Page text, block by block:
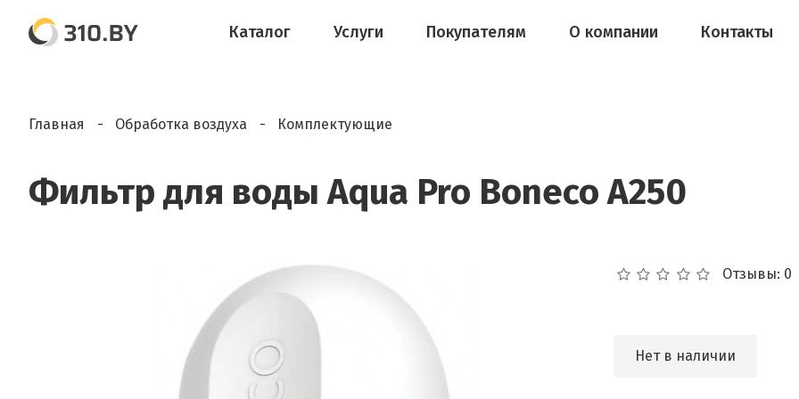
Каталог Услуги Покупателям О компании Контакты
Главная Обработка воздуха Комплектующие
Фильтр для воды Aqua Pro Boneco A250
Отзывы: 0
Нет в наличии